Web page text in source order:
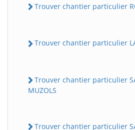
Trouver chantier particulier
Trouver chantier particulier
Trouver chantier particulier
MUZOLS
Trouver chantier particulier